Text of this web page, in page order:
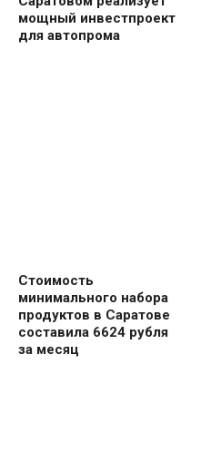
мощный инвестпроект
для автопрома
Стоимость
минимального набора
продуктов в Саратове
составила 6624 рубля
за месяц